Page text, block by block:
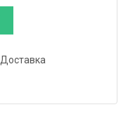
Доставка